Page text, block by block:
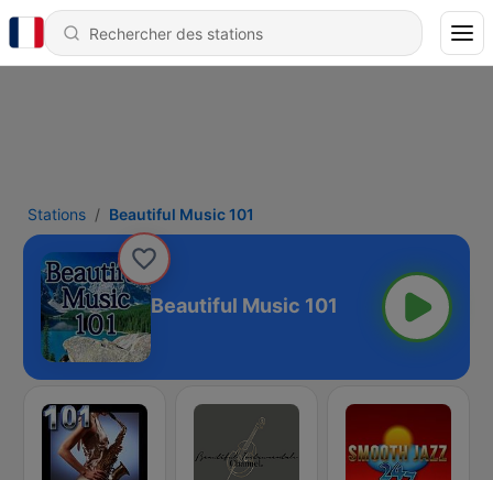
Stations Beautiful Music 101
Beautiful Music 101